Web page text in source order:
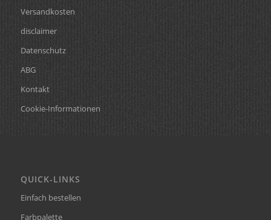
Versandkosten
disclaimer
Datenschutz
ABG
Kontakt
Cookie-Informationen
QUICK-LINKS
Einfach bestellen
Farbpalette